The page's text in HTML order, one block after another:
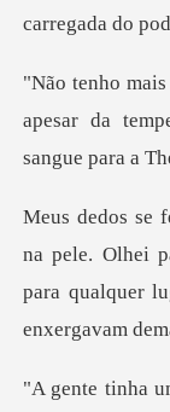
ca
apesar da
. Olhei
para qualquer